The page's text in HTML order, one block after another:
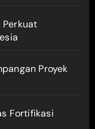
Perkuat
Proyek
Fortifikasi